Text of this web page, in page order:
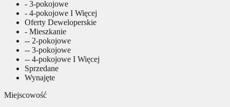
- 3-pokojowe
- 4-pokojowe I Więcej
Oferty Deweloperskie
- Mieszkanie
-- 2-pokojowe
-- 3-pokojowe
-- 4-pokojowe I Więcej
Sprzedane
Wynajęte
Miejscowość